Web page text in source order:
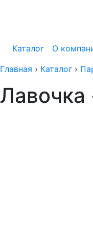
Каталог О
Главная › Каталог ›
Лавочка